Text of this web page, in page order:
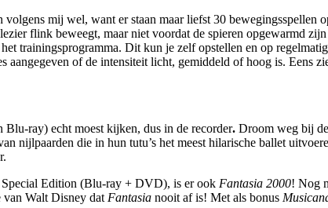
mij wel, want er staan maar liefst 30 bewegingsspellen
flink beweegt, maar niet voordat de spieren opgewarmd
trainingsprogramma. Dit kun je zelf opstellen en op
of de intensiteit licht, gemiddeld of hoog is. Eens
ray) echt moest kijken, dus in de recorder. Droom weg bij
nijlpaarden die in hun tutu’s het meest hilarische ballet
Edition (Blu-ray + DVD), is er ook Fantasia 2000! Nog
van Walt Disney dat Fantasia nooit af is! Met als bonus